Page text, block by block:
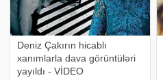
Deniz Çakırın hicablı
xanımlarla dava görüntüləri
yayıldı - VİDEO